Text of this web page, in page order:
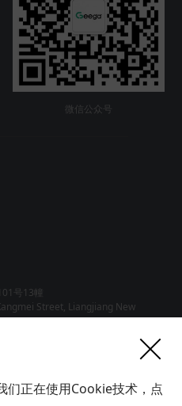
微信公众号
号13幢
Street, Liangjiang New
们正在使用Cookie技术，点